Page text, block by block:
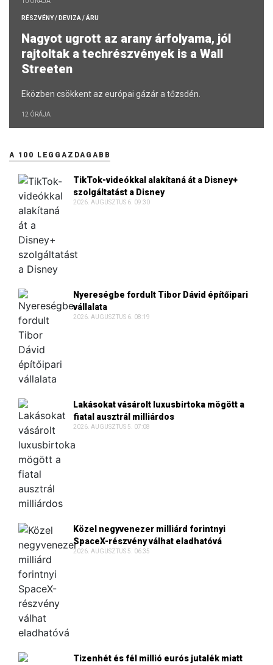
RÉSZVÉNY / DEVIZA / ÁRU
Nagyot ugrott az arany árfolyama, jól
rajtoltak a techrészvények is a Wall
Streeten
Eközben csökkent az európai gázár a tőzsdén.
12 ÓRÁJA
A 100 LEGGAZDAGABB
TikTok-videókkal alakítaná át a Disney+
szolgáltatást a Disney
2026. AUGUSZTUS 6. 09:30
Nyereségbe fordult Tibor Dávid építőipari
vállalata
2026. AUGUSZTUS 6. 08:19
Lakásokat vásárolt luxusbirtoka mögött a
fiatal ausztrál milliárdos
2026. AUGUSZTUS 5. 07:08
Közel negyvenezer milliárd forintnyi
SpaceX-részvény válhat eladhatóvá
2026. AUGUSZTUS 5. 06:35
Tizenhét és fél millió eurós jutalék miatt